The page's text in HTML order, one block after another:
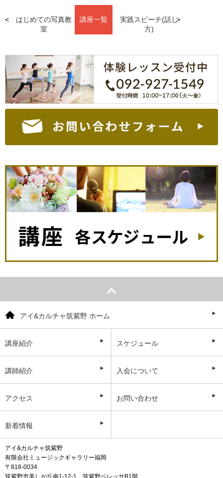
はじめての写真教
室
講座一覧
実践スピーチ(話し
方)
アイ&カルチャ筑紫野 ホーム
講座紹介 スケジュール
講師紹介 入会について
アクセス お問い合わせ
新着情報
アイ&カルチャ筑紫野
有限会社ミュージックギャラリー福岡
〒818-0034
筑紫野市美しが丘南1-12-1 筑紫野ベレッサB1階